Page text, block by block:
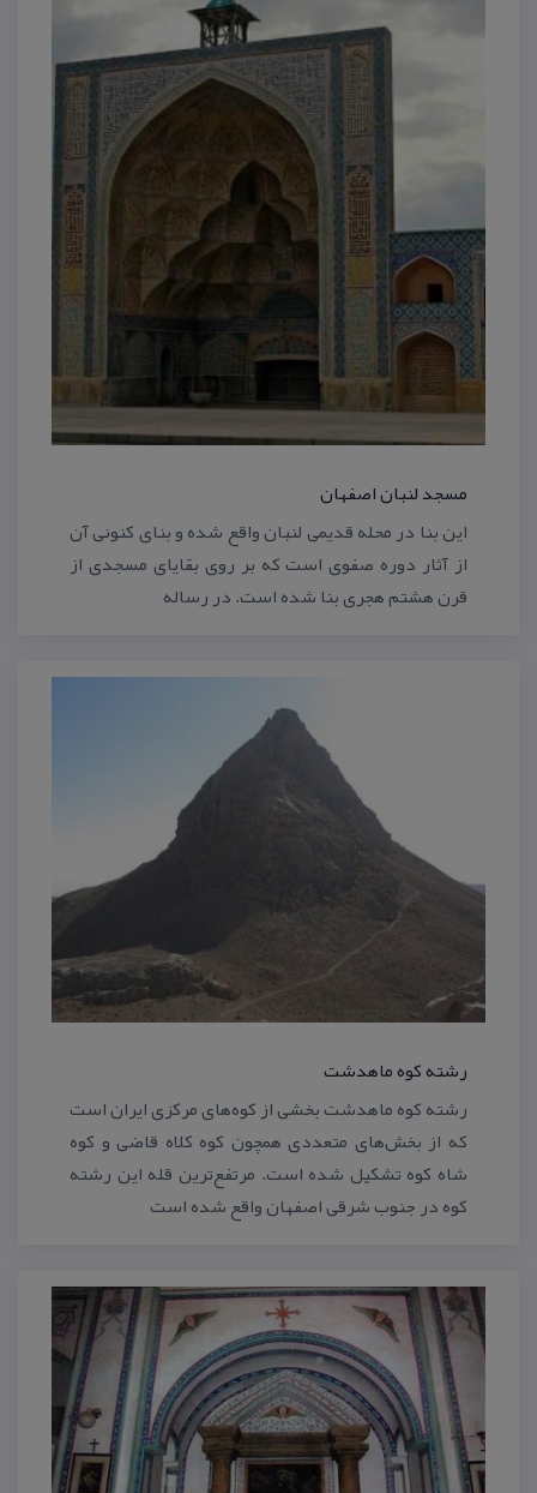
مسجد لنبان اصفهان
این بنا در محله قدیمی لنبان واقع شده و بنای كنونی آن
از آثار دوره صفوی است كه بر روی بقایای مسجدی از
قرن هشتم هجری بنا شده است. در رساله
رشته كوه ماهدشت
رشته كوه ماهدشت بخشی از كوه‌های مركزی ایران است
كه از بخش‌های متعددی همچون كوه كلاه قاضی و كوه
شاه كوه تشكیل شده است. مرتفع‌ترین قله این رشته
كوه در جنوب شرقی اصفهان واقع شده است